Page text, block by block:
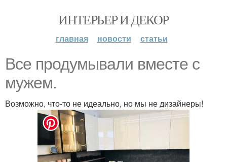
ИНТЕРЬЕР И ДЕКОР
главная новости статьи
Все продумывали вместе с
мужем.
Возможно, что-то не идеально, но мы не дизайнеры!